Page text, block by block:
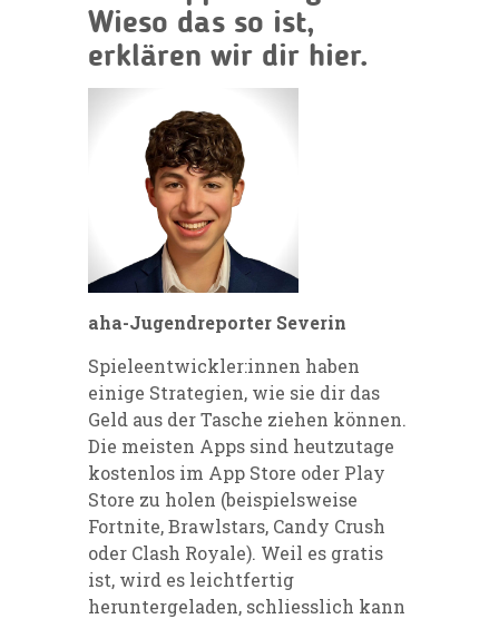
Wieso das so ist,
erklären wir dir hier.
aha-Jugendreporter Severin
Spieleentwickler:innen haben
einige Strategien, wie sie dir das
Geld aus der Tasche ziehen können.
Die meisten Apps sind heutzutage
kostenlos im App Store oder Play
Store zu holen (beispielsweise
Fortnite, Brawlstars, Candy Crush
oder Clash Royale). Weil es gratis
ist, wird es leichtfertig
heruntergeladen, schliesslich kann